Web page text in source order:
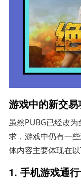
游戏中的新交易
虽然PUBG已经改
求，游戏中仍有一
体内容主要体现在以
1. 手机游戏通